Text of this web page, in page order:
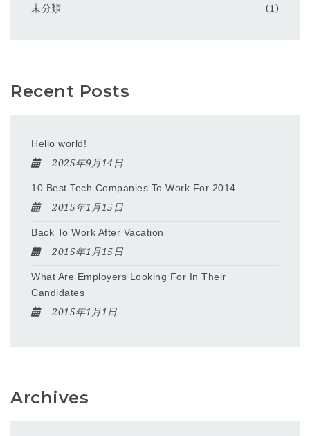
未分類
(1)
Recent Posts
Hello world!
2025年9月14日
10 Best Tech Companies To Work For 2014
2015年1月15日
Back To Work After Vacation
2015年1月15日
What Are Employers Looking For In Their
Candidates
2015年1月1日
Archives